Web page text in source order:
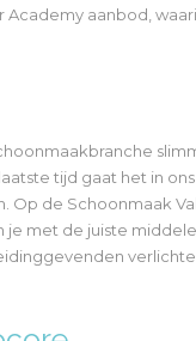
aanbod,
tijd gaat het in
Op de Schoonmaak
je met de juiste